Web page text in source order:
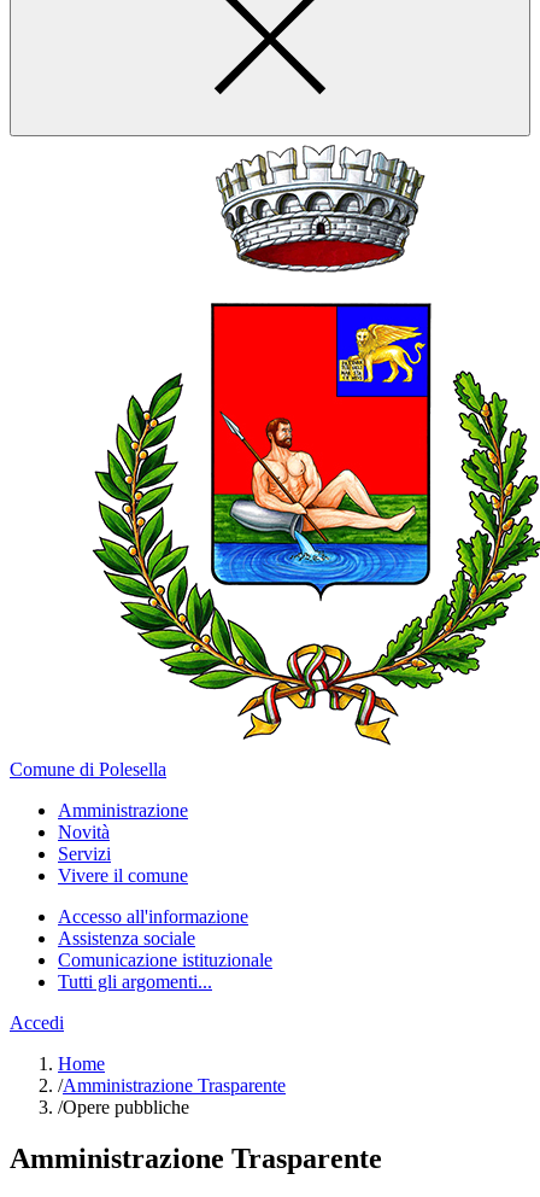
Comune di Polesella
Amministrazione
Novità
Servizi
Vivere il comune
Accesso all'informazione
Assistenza sociale
Comunicazione istituzionale
Tutti gli argomenti...
Accedi
Home
/Amministrazione Trasparente
/Opere pubbliche
Amministrazione Trasparente